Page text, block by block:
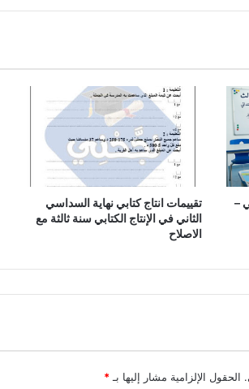
–
تقييمات انتاج كتابي نهاية السداسي
الثاني في الإنتاج الكتابي سنة ثالثة مع
الاصلاح
الحقول الإلزامية مشار إليها بـ *